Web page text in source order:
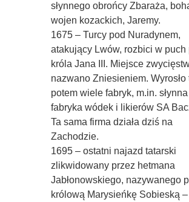
słynnego obrońcy Zbaraża,
wojen kozackich, Jaremy.
1675 – Turcy pod Nuradynem,
atakujący Lwów, rozbici w puch
króla Jana III. Miejsce
nazwano Zniesieniem. Wyrosło
potem wiele fabryk, m.in. słynna
fabryka wódek i likierów SA
Ta sama firma działa dziś na
Zachodzie.
1695 – ostatni najazd tatarski
zlikwidowany przez hetmana
Jabłonowskiego, nazywanego
królową Marysieńkę Sobieską –